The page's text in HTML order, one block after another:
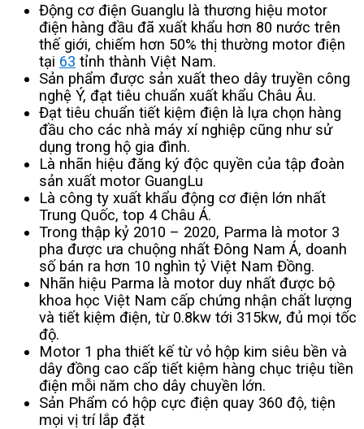
Động cơ điện Guanglu là thương hiệu motor
điện hàng đầu đã xuất khẩu hơn 80 nước trên
thế giới, chiếm hơn 50% thị thường motor điện
tại 63 tỉnh thành Việt Nam.
Sản phẩm được sản xuất theo dây truyền công
nghệ Ý, đạt tiêu chuẩn xuất khẩu Châu Âu.
Đạt tiêu chuẩn tiết kiệm điện là lựa chọn hàng
đầu cho các nhà máy xí nghiệp cũng như sử
dụng trong hộ gia đình.
Là nhãn hiệu đăng ký độc quyền của tập đoàn
sản xuất motor GuangLu
Là công ty xuất khẩu động cơ điện lớn nhất
Trung Quốc, top 4 Châu Á.
Trong thập kỷ 2010 – 2020, Parma là motor 3
pha được ưa chuộng nhất Đông Nam Á, doanh
số bán ra hơn 10 nghìn tỷ Việt Nam Đồng.
Nhãn hiệu Parma là motor duy nhất được bộ
khoa học Việt Nam cấp chứng nhận chất lượng
và tiết kiệm điện, từ 0.8kw tới 315kw, đủ mọi tốc
độ.
Motor 1 pha thiết kế từ vỏ hộp kim siêu bền và
dây đồng cao cấp tiết kiệm hàng chục triệu tiền
điện mỗi năm cho dây chuyền lớn.
Sản Phẩm có hộp cực điện quay 360 độ, tiện
mọi vị trí lắp đặt